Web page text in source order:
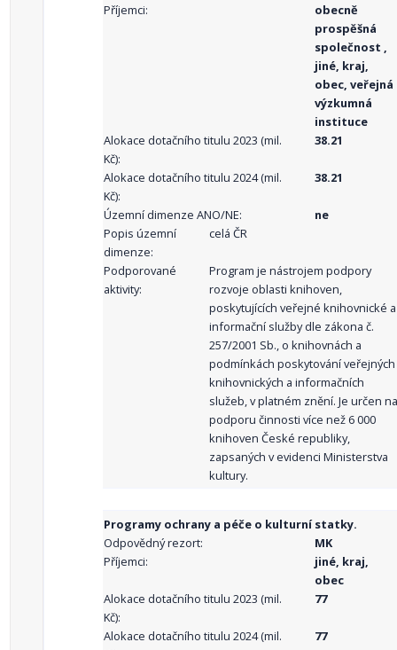
Příjemci:
obecně
prospěšná
společnost ,
jiné, kraj,
obec, veřejná
výzkumná
instituce
Alokace dotačního titulu 2023 (mil.
Kč):
38.21
Alokace dotačního titulu 2024 (mil.
Kč):
38.21
Územní dimenze ANO/NE:
ne
Popis územní
dimenze:
celá ČR
Podporované
aktivity:
Program je nástrojem podpory
rozvoje oblasti knihoven,
poskytujících veřejné knihovnické a
informační služby dle zákona č.
257/2001 Sb., o knihovnách a
podmínkách poskytování veřejných
knihovnických a informačních
služeb, v platném znění. Je určen na
podporu činnosti více než 6 000
knihoven České republiky,
zapsaných v evidenci Ministerstva
kultury.
Programy ochrany a péče o kulturní statky.
Odpovědný rezort:
MK
Příjemci:
jiné, kraj,
obec
Alokace dotačního titulu 2023 (mil.
Kč):
77
Alokace dotačního titulu 2024 (mil.
77